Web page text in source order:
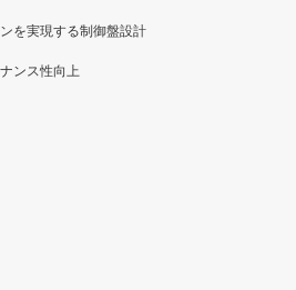
を実現する制御盤設計
ンス性向上